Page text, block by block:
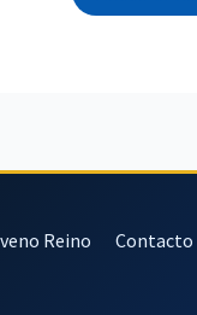
Reino Contacto